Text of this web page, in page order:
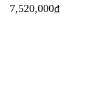
7,520,000₫